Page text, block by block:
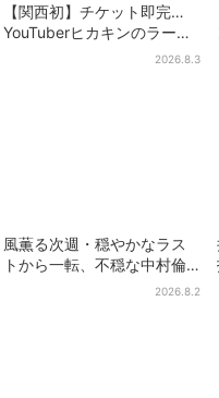
【関西初】チケット即完…
YouTuberヒカキンのラーメ
ン店「みそきん」が大阪上
2026.8.3
風薫る次週・穏やかなラス
トから一転、不穏な中村倫
也の登場に視聴者期待「い
2026.8.2